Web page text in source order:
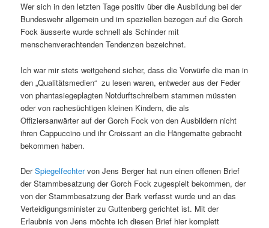
Wer sich in den letzten Tage positiv über die Ausbildung bei der
Bundeswehr allgemein und im speziellen bezogen auf die Gorch
Fock äusserte wurde schnell als Schinder mit
menschenverachtenden Tendenzen bezeichnet.
Ich war mir stets weitgehend sicher, dass die Vorwürfe die man in
den „Qualitätsmedien“ zu lesen waren, entweder aus der Feder
von phantasiegeplagten Notdurftschreibern stammen müssten
oder von rachesüchtigen kleinen Kindern, die als
Offiziersanwärter auf der Gorch Fock von den Ausbildern nicht
ihren Cappuccino und ihr Croissant an die Hängematte gebracht
bekommen haben.
DerSpiegelfechtervon Jens Berger hat nun einen offenen Brief
der Stammbesatzung der Gorch Fock zugespielt bekommen, der
von der Stammbesatzung der Bark verfasst wurde und an das
Verteidigungsminister zu Guttenberg gerichtet ist. Mit der
Erlaubnis von Jens möchte ich diesen Brief hier komplett